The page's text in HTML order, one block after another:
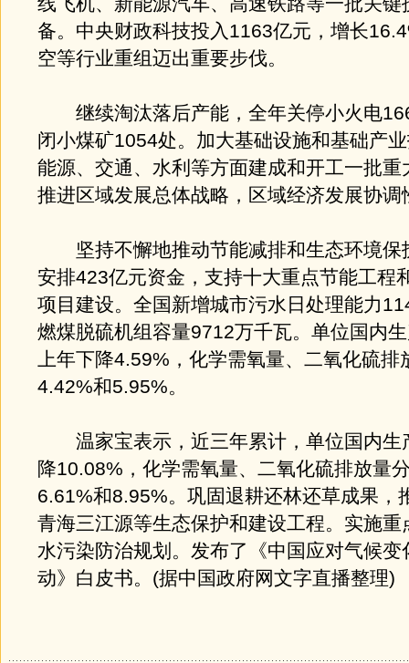
备。中央财政科技投入1163亿元，增长
空等行业重组迈出重要步伐。
继续淘汰落后产能，全年关停小火电
闭小煤矿1054处。加大基础设施和基础产
能源、交通、水利等方面建成和开工一批重
推进区域发展总体战略，区域经济发展协调
坚持不懈地推动节能减排和生态环境保
安排423亿元资金，支持十大重点节能工程
项目建设。全国新增城市污水日处理能力
燃煤脱硫机组容量9712万千瓦。单位国内
上年下降4.59%，化学需氧量、二氧化硫排
4.42%和5.95%。
温家宝表示，近三年累计，单位国内生
降10.08%，化学需氧量、二氧化硫排放量
6.61%和8.95%。巩固退耕还林还草成果，
青海三江源等生态保护和建设工程。实施重
水污染防治规划。发布了《中国应对气候变
动》白皮书。(据中国政府网文字直播整理)